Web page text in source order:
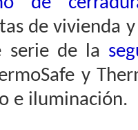
de vivienda
serie de la
y
e iluminación.